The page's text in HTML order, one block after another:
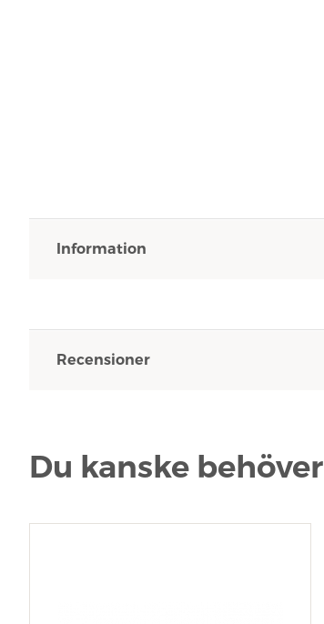
Information
Recensioner
Du kanske behöver